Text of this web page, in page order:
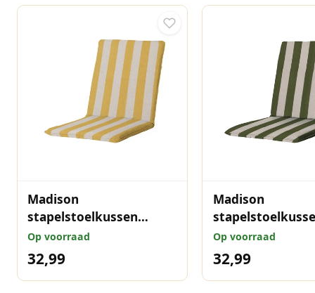
Madison
stapelstoelkussen
Amora mustard 97x49
cm
Op voorraad
32,99
Madison
Amora green
Op voorraad
32,99